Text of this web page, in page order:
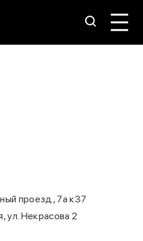
проезд, 7а к37
ул. Некрасова 2